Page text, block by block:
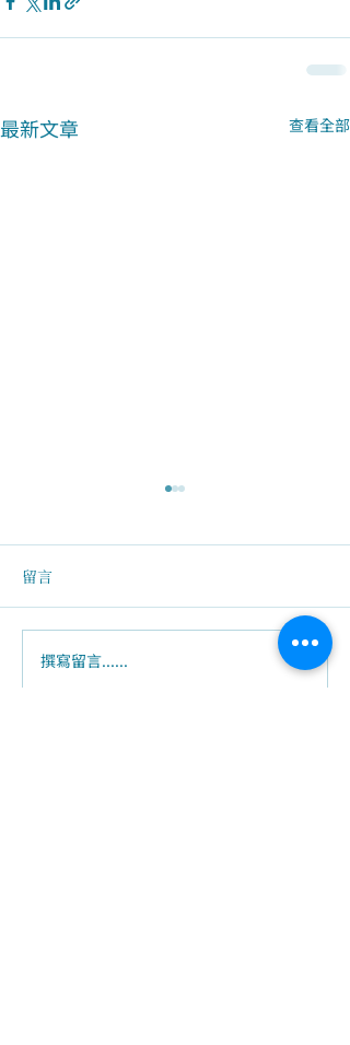
最新文章 查看全部
系統學習| 人生的功課，不
留言
撰寫留言......